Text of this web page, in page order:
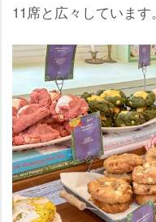
11席と広々しています。